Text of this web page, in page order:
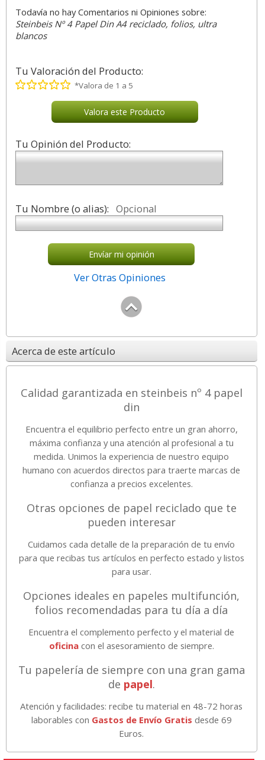
Todavía no hay Comentarios ni Opiniones sobre:
Steinbeis Nº 4 Papel Din A4 reciclado, folios, ultra
blancos
Tu Valoración del Producto:
*Valora de 1 a 5
Valora este Producto
Tu Opinión del Producto:
Tu Nombre (o alias): Opcional
Envíar mi opinión
Ver Otras Opiniones
Acerca de este artículo
Calidad garantizada en steinbeis nº 4 papel
din
Encuentra el equilibrio perfecto entre un gran ahorro,
máxima confianza y una atención al profesional a tu
medida. Unimos la experiencia de nuestro equipo
humano con acuerdos directos para traerte marcas de
confianza a precios excelentes.
Otras opciones de papel reciclado que te
pueden interesar
Cuidamos cada detalle de la preparación de tu envío
para que recibas tus artículos en perfecto estado y listos
para usar.
Opciones ideales en papeles multifunción,
folios recomendadas para tu día a día
Encuentra el complemento perfecto y el material de
oficinacon el asesoramiento de siempre.
Tu papelería de siempre con una gran gama
de papel.
Atención y facilidades: recibe tu material en 48-72 horas
laborables con Gastos de Envío Gratis desde 69
Euros.